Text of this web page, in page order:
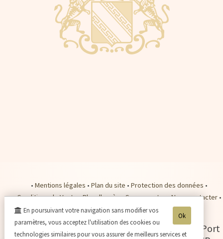
• Mentions légales • Plan du site • Protection des données •
Conditions de Vente•Plan d'accès•Se connecter•Nous contacter •
Nos tarifs expédition•Payer en ligne•
Champagne Jacques SONNETTE
2 rue du Port
Ok
En poursuivant votre navigation sans modifier vos
paramètres, vous acceptez l'utilisation des cookies ou
technologies similaires pour vous assurer de meilleurs services et